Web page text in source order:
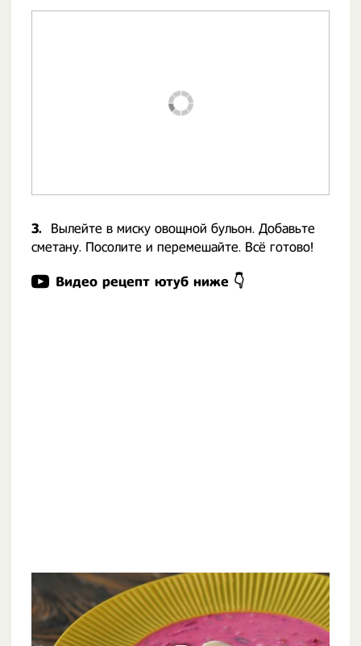
3.
Вылейте в миску овощной бульон. Добавьте
сметану. Посолите и перемешайте. Всё готово!
Видео рецепт ютуб ниже 👇